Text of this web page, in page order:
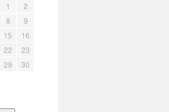
1
2
8
9
15
16
22
23
29
30